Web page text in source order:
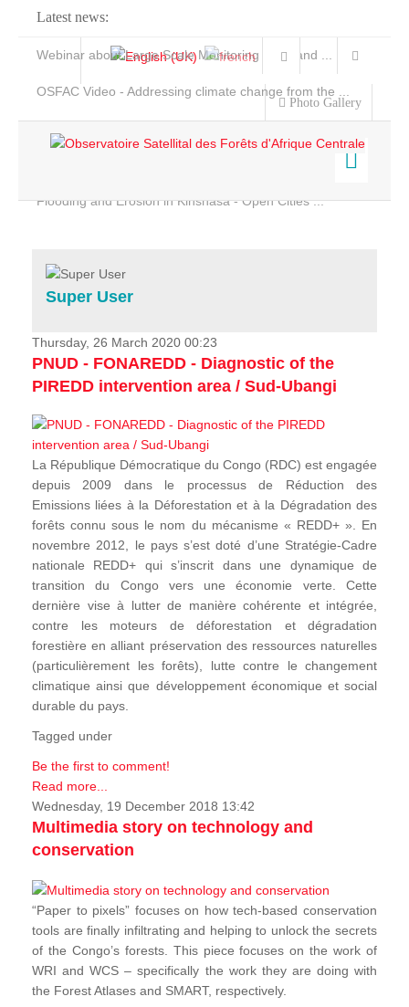
Latest news:
Webinar about Large Scale Monitoring and Land ...
OSFAC Video - Addressing climate change from the ...
Flooding and Erosion in Kinshasa - Open Cities ...
Photo Gallery
Home
Services
Projects
News & Stories
Super User
Thursday, 26 March 2020 00:23
PNUD - FONAREDD - Diagnostic of the
PIREDD intervention area / Sud-Ubangi
La République Démocratique du Congo (RDC) est engagée
depuis 2009 dans le processus de Réduction des
Emissions liées à la Déforestation et à la Dégradation des
forêts connu sous le nom du mécanisme « REDD+ ». En
novembre 2012, le pays s’est doté d’une Stratégie-Cadre
nationale REDD+ qui s’inscrit dans une dynamique de
transition du Congo vers une économie verte. Cette
dernière vise à lutter de manière cohérente et intégrée,
contre les moteurs de déforestation et dégradation
forestière en alliant préservation des ressources naturelles
(particulièrement les forêts), lutte contre le changement
climatique ainsi que développement économique et social
durable du pays.
Tagged under
Be the first to comment!
Read more...
Wednesday, 19 December 2018 13:42
Multimedia story on technology and
conservation
“Paper to pixels” focuses on how tech-based conservation
tools are finally infiltrating and helping to unlock the secrets
of the Congo’s forests. This piece focuses on the work of
WRI and WCS – specifically the work they are doing with
the Forest Atlases and SMART, respectively.